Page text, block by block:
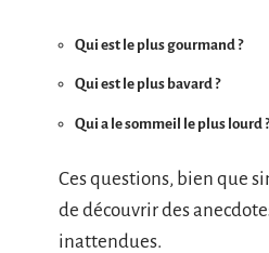
Qui est le plus gourmand ?
Qui est le plus bavard ?
Qui a le sommeil le plus lourd ?
Ces questions, bien que
de découvrir des
inattendues.